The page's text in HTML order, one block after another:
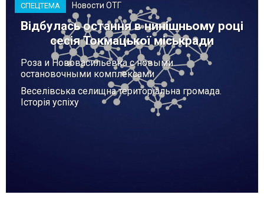
СПЕЦТЕМА Новости ОТГ
Відбулась остання в нинішньому році
сесія Токмацької міськради
Роза и Нововасильевка с новыми
остановочными комплексами
Веселівська селищна територіальна громада.
Історія успіху